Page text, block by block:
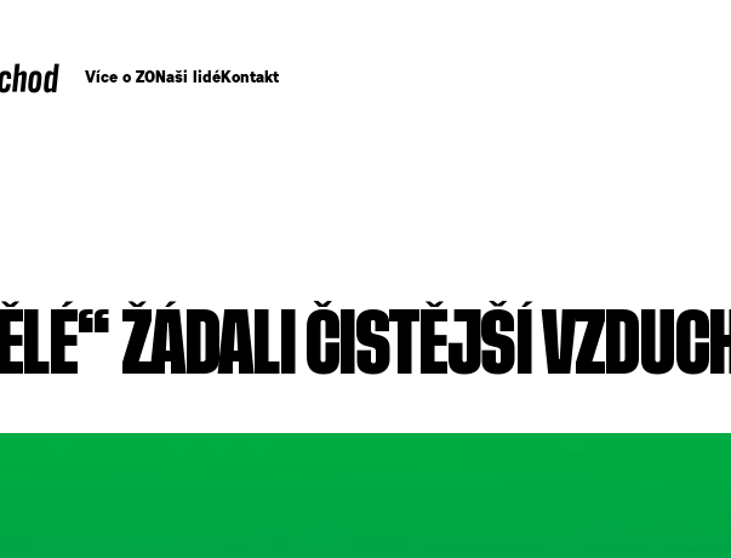
Více o ZONaši lidéKontakt
ŽÁDALI ČISTĚJŠÍ VZDUCH